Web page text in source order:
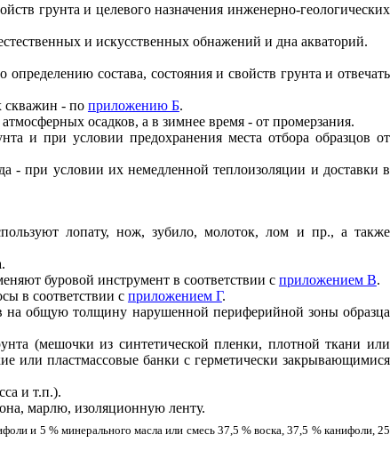
грунта и целевого назначения инженерно-геологических
и искусственных обнажений и дна акваторий.
состава, состояния и свойств грунта и отвечать
скважин - по приложению Б.
осадков, а в зимнее время - от промерзания.
и при условии предохранения места отбора образцов от
- при условии их немедленной теплоизоляции и доставки в
лопату, нож, зубило, молоток, лом и пр., а также
буровой инструмент в соответствии с приложением В.
в соответствии с приложением Г.
на общую толщину нарушенной периферийной зоны образца
(мешочки из синтетической пленки, плотной ткани или
или пластмассовые банки с герметически закрывающимися
и т.п.).
марлю, изоляционную ленту.
и 5 % минерального масла или смесь 37,5 % воска, 37,5 % канифоли, 25